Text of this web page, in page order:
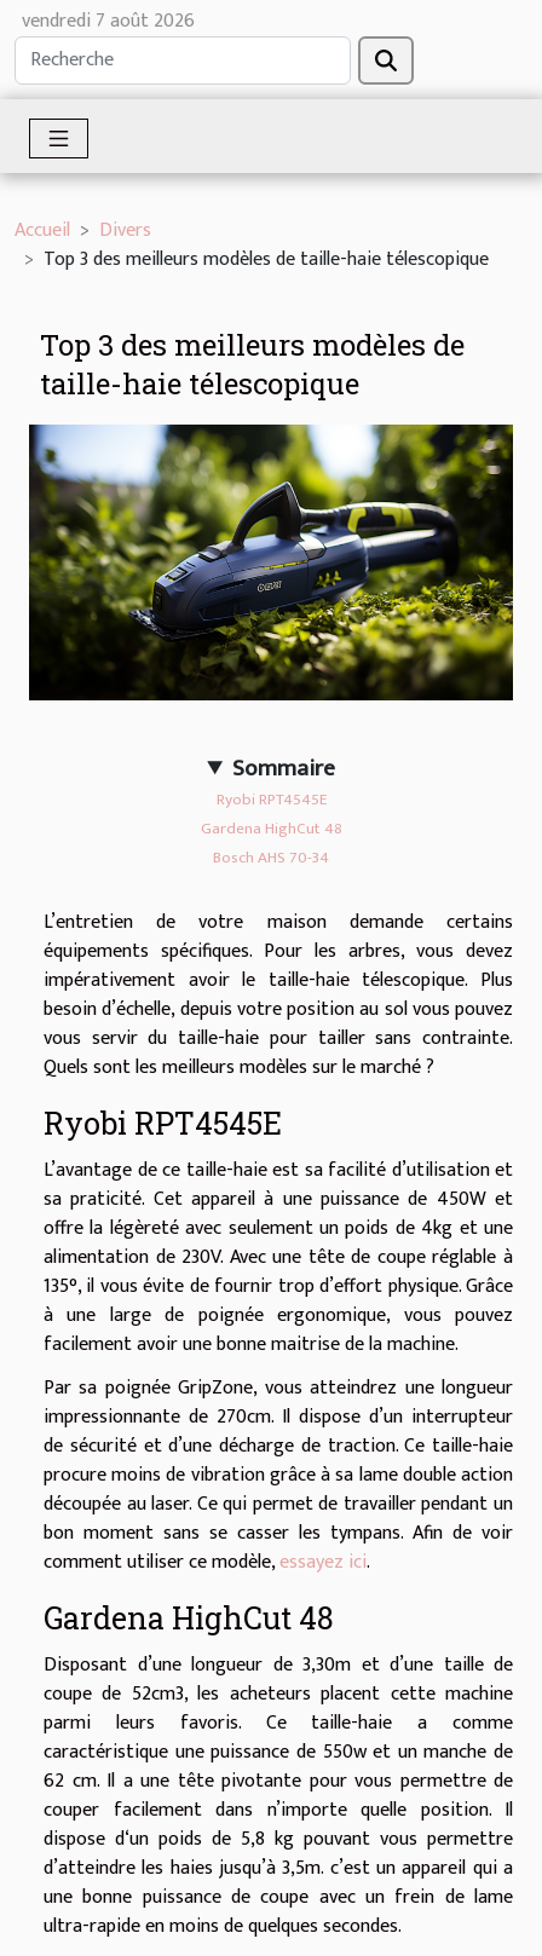
vendredi 7 août 2026
Accueil
Divers
Top 3 des meilleurs modèles de taille-haie télescopique
Top 3 des meilleurs modèles de
taille-haie télescopique
Sommaire
Ryobi RPT4545E
Gardena HighCut 48
Bosch AHS 70-34
L’entretien de votre maison demande certains
équipements spécifiques. Pour les arbres, vous devez
impérativement avoir le taille-haie télescopique. Plus
besoin d’échelle, depuis votre position au sol vous pouvez
vous servir du taille-haie pour tailler sans contrainte.
Quels sont les meilleurs modèles sur le marché ?
Ryobi RPT4545E
L’avantage de ce taille-haie est sa facilité d’utilisation et
sa praticité. Cet appareil à une puissance de 450W et
offre la légèreté avec seulement un poids de 4kg et une
alimentation de 230V. Avec une tête de coupe réglable à
135°, il vous évite de fournir trop d’effort physique. Grâce
à une large de poignée ergonomique, vous pouvez
facilement avoir une bonne maitrise de la machine.
Par sa poignée GripZone, vous atteindrez une longueur
impressionnante de 270cm. Il dispose d’un interrupteur
de sécurité et d’une décharge de traction. Ce taille-haie
procure moins de vibration grâce à sa lame double action
découpée au laser. Ce qui permet de travailler pendant un
bon moment sans se casser les tympans. Afin de voir
comment utiliser ce modèle,essayez ici.
Gardena HighCut 48
Disposant d’une longueur de 3,30m et d’une taille de
coupe de 52cm3, les acheteurs placent cette machine
parmi leurs favoris. Ce taille-haie a comme
caractéristique une puissance de 550w et un manche de
62 cm. Il a une tête pivotante pour vous permettre de
couper facilement dans n’importe quelle position. Il
dispose d‘un poids de 5,8 kg pouvant vous permettre
d’atteindre les haies jusqu’à 3,5m. c’est un appareil qui a
une bonne puissance de coupe avec un frein de lame
ultra-rapide en moins de quelques secondes.